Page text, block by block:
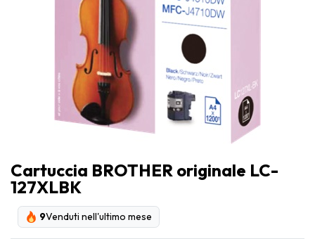
Cartuccia BROTHER originale LC-
127XLBK
9Venduti nell'ultimo mese